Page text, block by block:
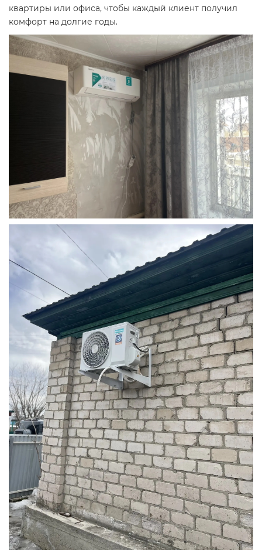
квартиры или офиса, чтобы каждый клиент получил
комфорт на долгие годы.